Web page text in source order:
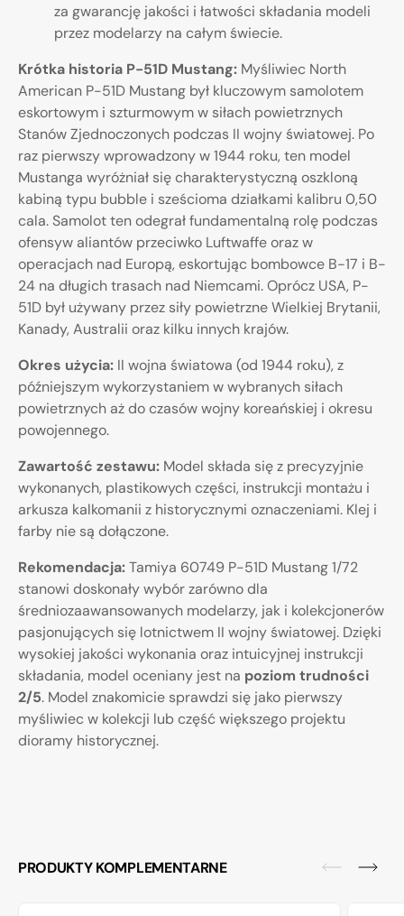
za gwarancję jakości i łatwości składania modeli
przez modelarzy na całym świecie.
Krótka historia P-51D Mustang: Myśliwiec North
American P-51D Mustang był kluczowym samolotem
eskortowym i szturmowym w siłach powietrznych
Stanów Zjednoczonych podczas II wojny światowej. Po
raz pierwszy wprowadzony w 1944 roku, ten model
Mustanga wyróżniał się charakterystyczną oszkloną
kabiną typu bubble i sześcioma działkami kalibru 0,50
cala. Samolot ten odegrał fundamentalną rolę podczas
ofensyw aliantów przeciwko Luftwaffe oraz w
operacjach nad Europą, eskortując bombowce B-17 i B-
24 na długich trasach nad Niemcami. Oprócz USA, P-
51D był używany przez siły powietrzne Wielkiej Brytanii,
Kanady, Australii oraz kilku innych krajów.
Okres użycia: II wojna światowa (od 1944 roku), z
późniejszym wykorzystaniem w wybranych siłach
powietrznych aż do czasów wojny koreańskiej i okresu
powojennego.
Zawartość zestawu: Model składa się z precyzyjnie
wykonanych, plastikowych części, instrukcji montażu i
arkusza kalkomanii z historycznymi oznaczeniami. Klej i
farby nie są dołączone.
Rekomendacja:Tamiya 60749 P-51D Mustang 1/72
stanowi doskonały wybór zarówno dla
średniozaawansowanych modelarzy, jak i kolekcjonerów
pasjonujących się lotnictwem II wojny światowej. Dzięki
wysokiej jakości wykonania oraz intuicyjnej instrukcji
składania, model oceniany jest na poziom trudności
2/5. Model znakomicie sprawdzi się jako pierwszy
myśliwiec w kolekcji lub część większego projektu
dioramy historycznej.
PRODUKTY KOMPLEMENTARNE